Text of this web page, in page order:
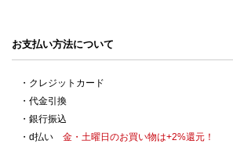
お支払い方法について
・クレジットカード
・代金引換
・銀行振込
・d払い 金・土曜日のお買い物は+2%還元！